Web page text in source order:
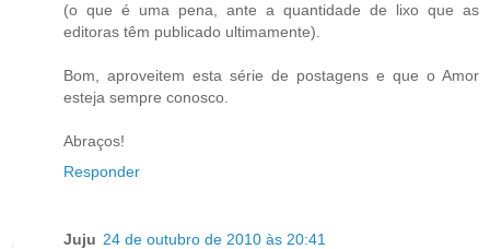
(o que é uma pena, ante a quantidade de lixo que as
editoras têm publicado ultimamente).
Bom, aproveitem esta série de postagens e que o Amor
esteja sempre conosco.
Abraços!
Responder
Juju 24 de outubro de 2010 às 20:41